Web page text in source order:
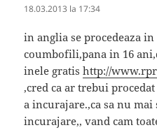
18.03.2013 la 17:34
in anglia se procedeaza
coumbofili,pana in 16
inele gratishttp://
,cred ca ar trebui
a incurajare.,ca sa nu
incurajare,, vand cam